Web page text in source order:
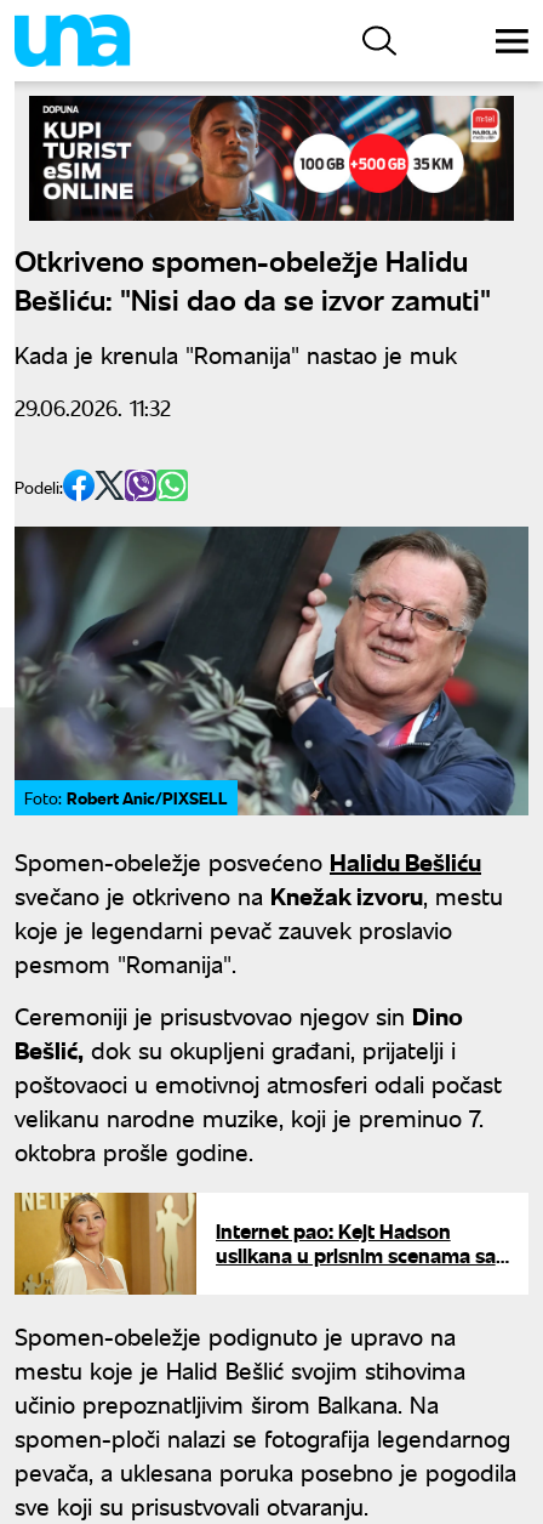
Otkriveno spomen-obeležje Halidu
Bešliću: "Nisi dao da se izvor zamuti"
Kada je krenula "Romanija" nastao je muk
29.06.2026. 11:32
Podeli:
Foto: Robert Anic/PIXSELL
Spomen-obeležje posvećeno Halidu Bešliću
svečano je otkriveno na Knežak izvoru, mestu
koje je legendarni pevač zauvek proslavio
pesmom "Romanija".
Ceremoniji je prisustvovao njegov sin Dino
Bešlić, dok su okupljeni građani, prijatelji i
poštovaoci u emotivnoj atmosferi odali počast
velikanu narodne muzike, koji je preminuo 7.
oktobra prošle godine.
Internet pao: Kejt Hadson
uslikana u prisnim scenama sa
Spomen-obeležje podignuto je upravo na
mestu koje je Halid Bešlić svojim stihovima
učinio prepoznatljivim širom Balkana. Na
spomen-ploči nalazi se fotografija legendarnog
pevača, a uklesana poruka posebno je pogodila
sve koji su prisustvovali otvaranju.